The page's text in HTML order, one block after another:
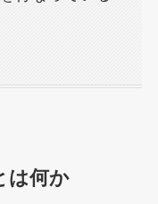
は何か